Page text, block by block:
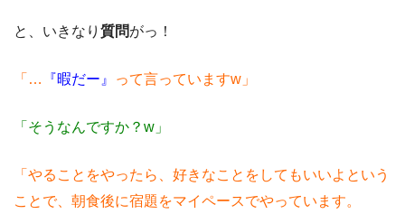
と、いきなり 質問がっ！
「… 『暇だー』 って言っていますw」
「そうなんですか？w」
「やることをやったら、好きなことをしてもいいよという
ことで、朝食後に宿題をマイペースでやっています。